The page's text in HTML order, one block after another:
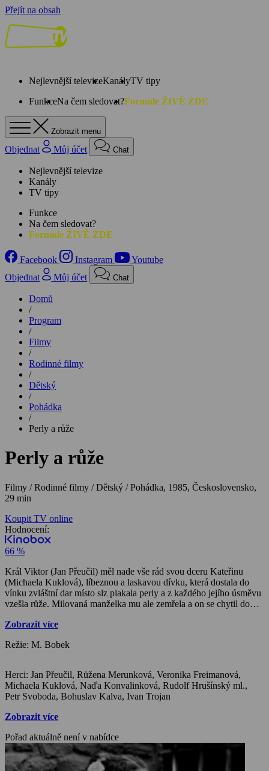
Přejít na obsah
Nejlevnější televizeKanályTV tipy
FunkceNa čem sledovat?Formule ŽIVĚ ZDE
Zobrazit menu
Objednat Můj účet Chat
Nejlevnější televize
Kanály
TV tipy
Funkce
Na čem sledovat?
Formule ŽIVĚ ZDE
Facebook Instagram
Youtube
Objednat
Můj účet Chat
Domů
/
Program
/
Filmy
/
Rodinné filmy
/
Dětský
/
Pohádka
/
Perly a růže
Perly a růže
Filmy / Rodinné filmy / Dětský / Pohádka, 1985, Československo,
29 min
Koupit TV online
Hodnocení:
66 %
Král Viktor (Jan Přeučil) měl nade vše rád svou dceru Kateřinu
(Michaela Kuklová), líbeznou a laskavou dívku, která dostala do
vínku zvláštní dar místo slz plakala perly a z každého jejího úsměvu
vzešla růže. Milovaná manželka mu ale zemřela a on se chytil do
medovými slůvky a lichotkami šikovně omotala kolem prstu. A tak
Freimanová), povahově ne nepodobnou matce. Kateřina brzy
navíc také to, jak se bohatě provdat. Král Jan ze sousedního
království (Petr Svoboda), ale dal před její třpytivou parádou
přednost Kateřinině úsměvu. Svatba se měla strojit zanedlouho,
dvojice intrikánek se přesto nehodlala vzdát, lstivá královna
vymyslela plán a nastražila léčku. Mladinká princezna musela sebrat
kuráž a o své štěstí bojovat, ale ani ona na to nebyla tak úplně sama.
Zobrazit více
Režie: M. Bobek
Herci: Jan Přeučil, Růžena Merunková, Veronika Freimanová,
Michaela Kuklová, Naďa Konvalinková, Rudolf Hrušínský ml.,
Petr Svoboda, Bohuslav Kalva, Ivan Trojan
Zobrazit více
Pořad aktuálně není v nabídce